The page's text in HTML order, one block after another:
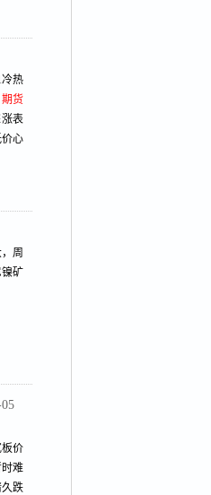
冷热
期货
表
心
周
矿
价
难
跌